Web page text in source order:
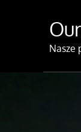
Nasze